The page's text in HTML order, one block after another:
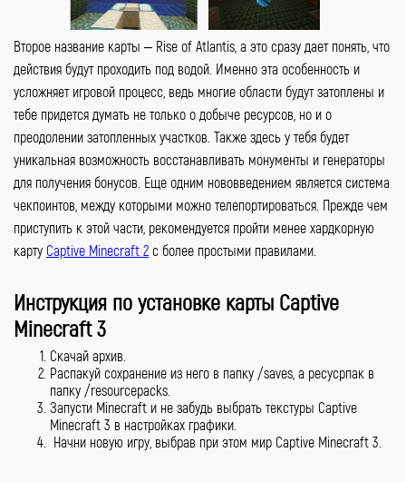
Второе название карты – Rise of Atlantis, а это сразу дает понять, что
действия будут проходить под водой. Именно эта особенность и
усложняет игровой процесс, ведь многие области будут затоплены и
тебе придется думать не только о добыче ресурсов, но и о
преодолении затопленных участков. Также здесь у тебя будет
уникальная возможность восстанавливать монументы и генераторы
для получения бонусов. Еще одним нововведением является система
чекпоинтов, между которыми можно телепортироваться. Прежде чем
приступить к этой части, рекомендуется пройти менее хардкорную
карту Captive Minecraft 2 с более простыми правилами.
Инструкция по установке карты Captive
Minecraft 3
Скачай архив.
Распакуй сохранение из него в папку /saves, а ресусрпак в
папку /resourcepacks.
Запусти Minecraft и не забудь выбрать текстуры Captive
Minecraft 3 в настройках графики.
Начни новую игру, выбрав при этом мир Captive Minecraft 3.